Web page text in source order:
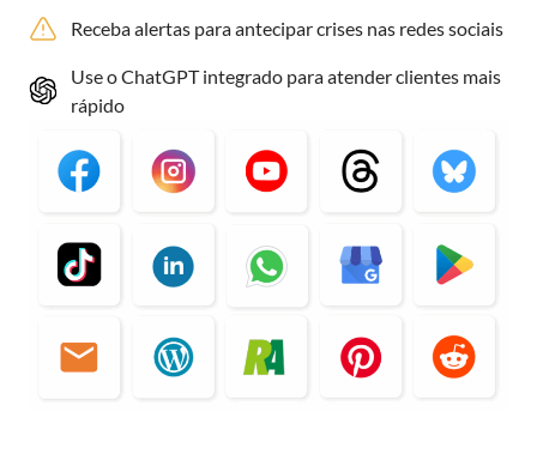
Receba alertas para antecipar crises nas redes sociais
Use o ChatGPT integrado para atender clientes mais
rápido